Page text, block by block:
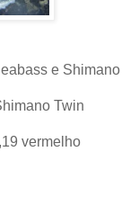
e Shimano
Twin
vermelho